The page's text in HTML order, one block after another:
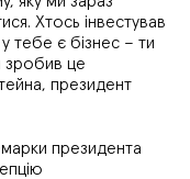
Хтось інвестував
тебе є бізнес – ти
зробив це
президент
президента